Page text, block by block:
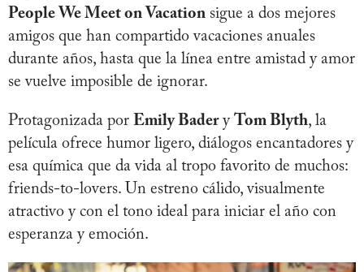
People We Meet on Vacation sigue a dos mejores
amigos que han compartido vacaciones anuales
durante años, hasta que la línea entre amistad y amor
se vuelve imposible de ignorar.
Protagonizada por Emily Badery Tom Blyth, la
película ofrece humor ligero, diálogos encantadores y
esa química que da vida al tropo favorito de muchos:
friends-to-lovers. Un estreno cálido, visualmente
atractivo y con el tono ideal para iniciar el año con
esperanza y emoción.